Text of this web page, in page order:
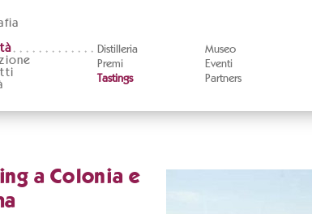
Distilleria
Premi
Tastings
Museo
Eventi
Partners
a Colonia e